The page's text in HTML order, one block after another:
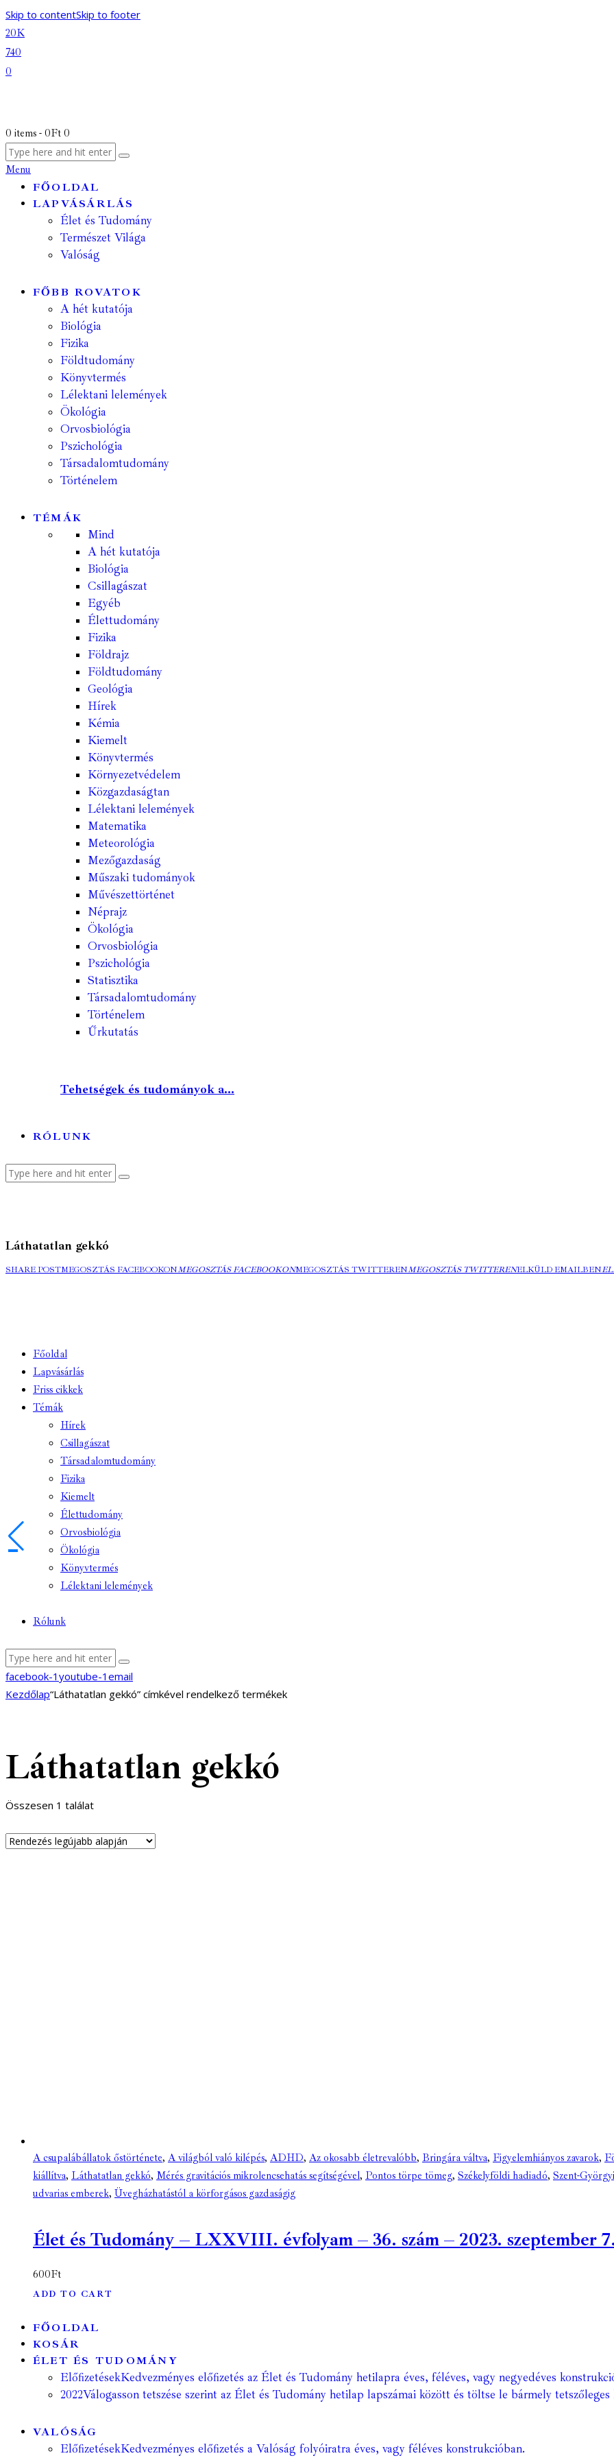
Skip to contentSkip to footer
20K
740
0
0 items - 0Ft 0
Menu
FŐOLDAL
LAPVÁSÁRLÁS
Élet és Tudomány
Természet Világa
Valóság
FŐBB ROVATOK
A hét kutatója
Biológia
Fizika
Földtudomány
Könyvtermés
Lélektani lelemények
Ökológia
Orvosbiológia
Pszichológia
Társadalomtudomány
Történelem
TÉMÁK
Mind
A hét kutatója
Biológia
Csillagászat
Egyéb
Élettudomány
Fizika
Földrajz
Földtudomány
Geológia
Hírek
Kémia
Kiemelt
Könyvtermés
Környezetvédelem
Közgazdaságtan
Lélektani lelemények
Matematika
Meteorológia
Mezőgazdaság
Műszaki tudományok
Művészettörténet
Néprajz
Ökológia
Orvosbiológia
Pszichológia
Statisztika
Társadalomtudomány
Történelem
Űrkutatás
Tehetségek és tudományok a...
RÓLUNK
Láthatatlan gekkó
SHARE POSTMEGOSZTÁS FACEBOOKONMEGOSZTÁS FACEBOOKONMEGOSZTÁS TWITTERENMEGOSZTÁS TWITTERENELKÜLD EMAILBEN
Főoldal
Lapvásárlás
Friss cikkek
Témák
Hírek
Csillagászat
Társadalomtudomány
Fizika
Kiemelt
Élettudomány
Orvosbiológia
Ökológia
Könyvtermés
Lélektani lelemények
Rólunk
facebook-1 youtube-1 email
Kezdőlap“Láthatatlan gekkó” címkével rendelkező termékek
Láthatatlan gekkó
Összesen 1 találat
A csupalábállatok őstörténete, A világból való kilépés, ADHD, Az okosabb életrevalóbb, Bringára váltva, Figyelemhiányos zavarok,
kiállítva, Láthatatlan gekkó, Mérés gravitációs mikrolencsehatás segítségével, Pontos törpe tömeg, Székelyföldi hadiadó, Szent-
udvarias emberek, Üvegházhatástól a körforgásos gazdaságig
Élet és Tudomány – LXXVIII. évfolyam – 36. szám – 2023. szeptember
600Ft
ADD TO CART
FŐOLDAL
KOSÁR
ÉLET ÉS TUDOMÁNY
ElőfizetésekKedvezményes előfizetés az Élet és Tudomány hetilapra éves, féléves, vagy negyedéves
2022Válogasson tetszése szerint az Élet és Tudomány hetilap lapszámai között és töltse le bármely
VALÓSÁG
ElőfizetésekKedvezményes előfizetés a Valóság folyóiratra éves, vagy féléves konstrukcióban.